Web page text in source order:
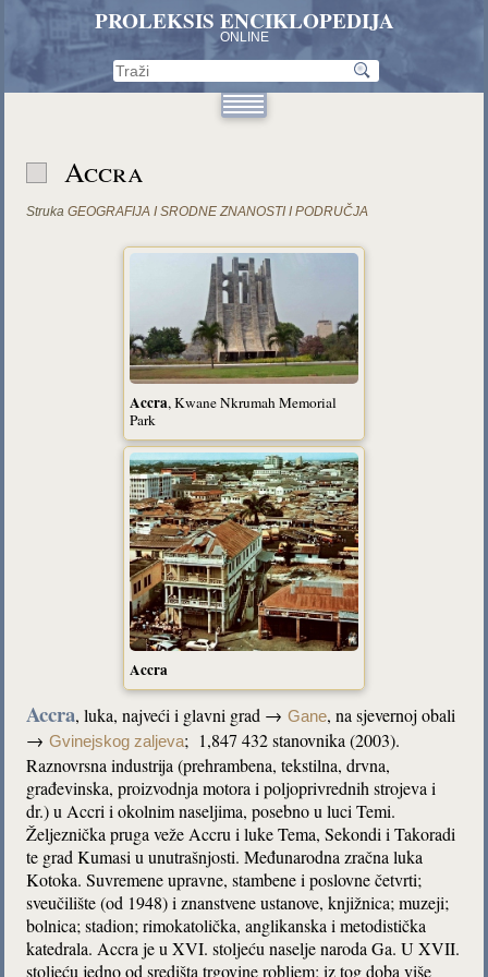
PROLEKSIS ENCIKLOPEDIJA
ONLINE
Accra
Struka GEOGRAFIJA I SRODNE ZNANOSTI I PODRUČJA
Accra, Kwane Nkrumah Memorial
Park
Accra
Accra, luka, najveći i glavni grad →Gane, na sjevernoj obali
→Gvinejskog zaljeva; 1,847 432 stanovnika (2003).
Raznovrsna industrija (prehrambena, tekstilna, drvna,
građevinska, proizvodnja motora i poljoprivrednih strojeva i
dr.) u Accri i okolnim naseljima, posebno u luci Temi.
Željeznička pruga veže Accru i luke Tema, Sekondi i Takoradi
te grad Kumasi u unutrašnjosti. Međunarodna zračna luka
Kotoka. Suvremene upravne, stambene i poslovne četvrti;
sveučilište (od 1948) i znanstvene ustanove, knjižnica; muzeji;
bolnica; stadion; rimokatolička, anglikanska i metodistička
katedrala. Accra je u XVI. stoljeću naselje naroda Ga. U XVII.
stoljeću jedno od središta trgovine robljem; iz tog doba više